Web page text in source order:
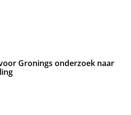
Gronings onderzoek naar